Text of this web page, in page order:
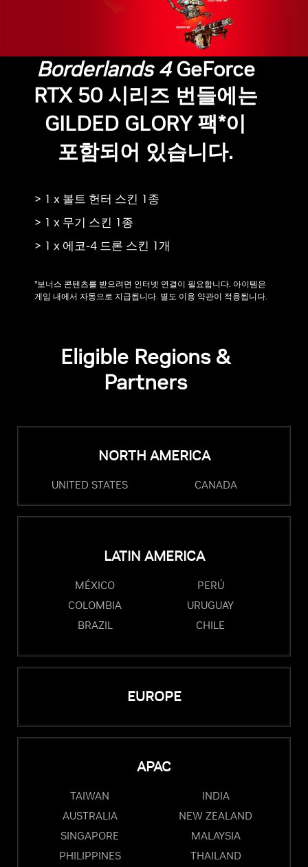
Borderlands 4GeForce
RTX 50 시리즈 번들에는
GILDED GLORY 팩*이
포함되어 있습니다.
> 1 x 볼트 헌터 스킨 1종
> 1 x 무기 스킨 1종
> 1 x 에코-4 드론 스킨 1개
*보너스 콘텐츠를 받으려면 인터넷 연결이 필요합니다. 아이템은
게임 내에서 자동으로 지급됩니다. 별도 이용 약관이 적용됩니다.
Eligible Regions &
Partners
NORTH AMERICA
UNITED STATES CANADA
LATIN AMERICA
MÉXICO
PERÚ
COLOMBIA
URUGUAY
BRAZIL
CHILE
EUROPE
APAC
TAIWAN
INDIA
AUSTRALIA
NEW ZEALAND
SINGAPORE
MALAYSIA
PHILIPPINES
THAILAND